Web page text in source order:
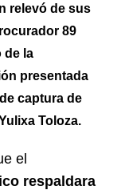
relevó de sus
89
de la
presentada
captura de
Toloza.
el
respaldara